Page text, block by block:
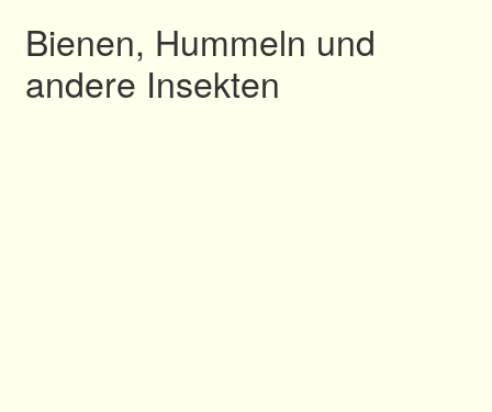
Bienen, Hummeln und
andere Insekten